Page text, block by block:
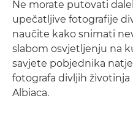
Ne morate putovati
upečatljive fotografije
naučite kako snimati
slabom osvjetljenju na
savjete pobjednika
fotografa divljih životinja
Albiaca.